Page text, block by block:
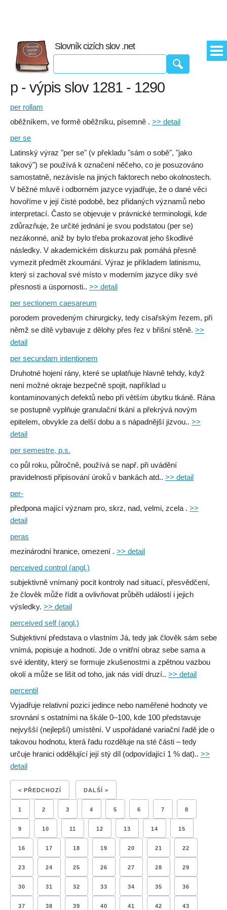
Slovník cizích slov .net
p - výpis slov 1281 - 1290
per rollam
oběžníkem, ve formě oběžníku, písemně . >> detail
per se
Latinský výraz "per se" (v překladu "sám o sobě", "jako
takový") se používá k označení něčeho, co je posuzováno
samostatně, nezávisle na jiných faktorech nebo okolnostech.
V běžné mluvě i odborném jazyce vyjadřuje, že o dané věci
hovoříme v její čisté podobě, bez přidaných významů nebo
interpretací. Často se objevuje v právnické terminologii, kde
zdůrazňuje, že určité jednání je svou podstatou (per se)
nezákonné, aniž by bylo třeba prokazovat jeho škodlivé
následky. V akademickém diskurzu pak pomáhá přesně
vymezit předmět zkoumání. Výraz je příkladem latinismu,
který si zachoval své místo v moderním jazyce díky své
přesnosti a úspornosti.. >> detail
per sectionem caesareum
porodem provedeným chirurgicky, tedy císařským řezem, při
němž se dítě vybavuje z dělohy přes řez v břišní stěně. >>
detail
per secundam intentionem
Druhotné hojení rány, které se uplatňuje hlavně tehdy, když
není možné okraje bezpečně spojit, například u
kontaminovaných defektů nebo při větším úbytku tkáně. Rána
se postupně vyplňuje granulační tkání a překrývá novým
epitelem, obvykle za delší dobu a s nápadnější jizvou.. >>
detail
per semestre, p.s.
co půl roku, půlročně, používá se např. při uvádění
pravidelnosti připisování úroků v bankách atd.. >> detail
per-
předpona mající význam pro, skrz, nad, velmi, zcela . >>
detail
peras
mezinárodní hranice, omezení . >> detail
perceived control (angl.)
subjektivně vnímaný pocit kontroly nad situací, přesvědčení,
že člověk může řídit a ovlivňovat průběh událostí i jejich
výsledky. >> detail
perceived self (angl.)
Subjektivní představa o vlastním Já, tedy jak člověk sám sebe
vnímá, popisuje a hodnotí. Jde o vnitřní obraz sebe sama a
své identity, který se formuje zkušenostmi a zpětnou vazbou
okolí a může se lišit od toho, jak nás vidí druzí.. >> detail
percentil
Vyjadřuje relativní pozici jedince nebo naměřené hodnoty ve
srovnání s ostatními na škále 0–100, kde 100 představuje
nejvyšší (nejlepší) umístění. V uspořádané variační řadě jde o
takovou hodnotu, která řadu rozděluje na sté části – tedy
určuje hranici oddělující její stý díl (odpovídající 1 % dat).. >>
detail
< PŘEDCHOZÍ DALŠÍ >
1 2 3 4 5 6 7 8
9 10 11 12 13 14 15
16 17 18 19 20 21 22
23 24 25 26 27 28 29
30 31 32 33 34 35 36
37 38 39 40 41 42 43